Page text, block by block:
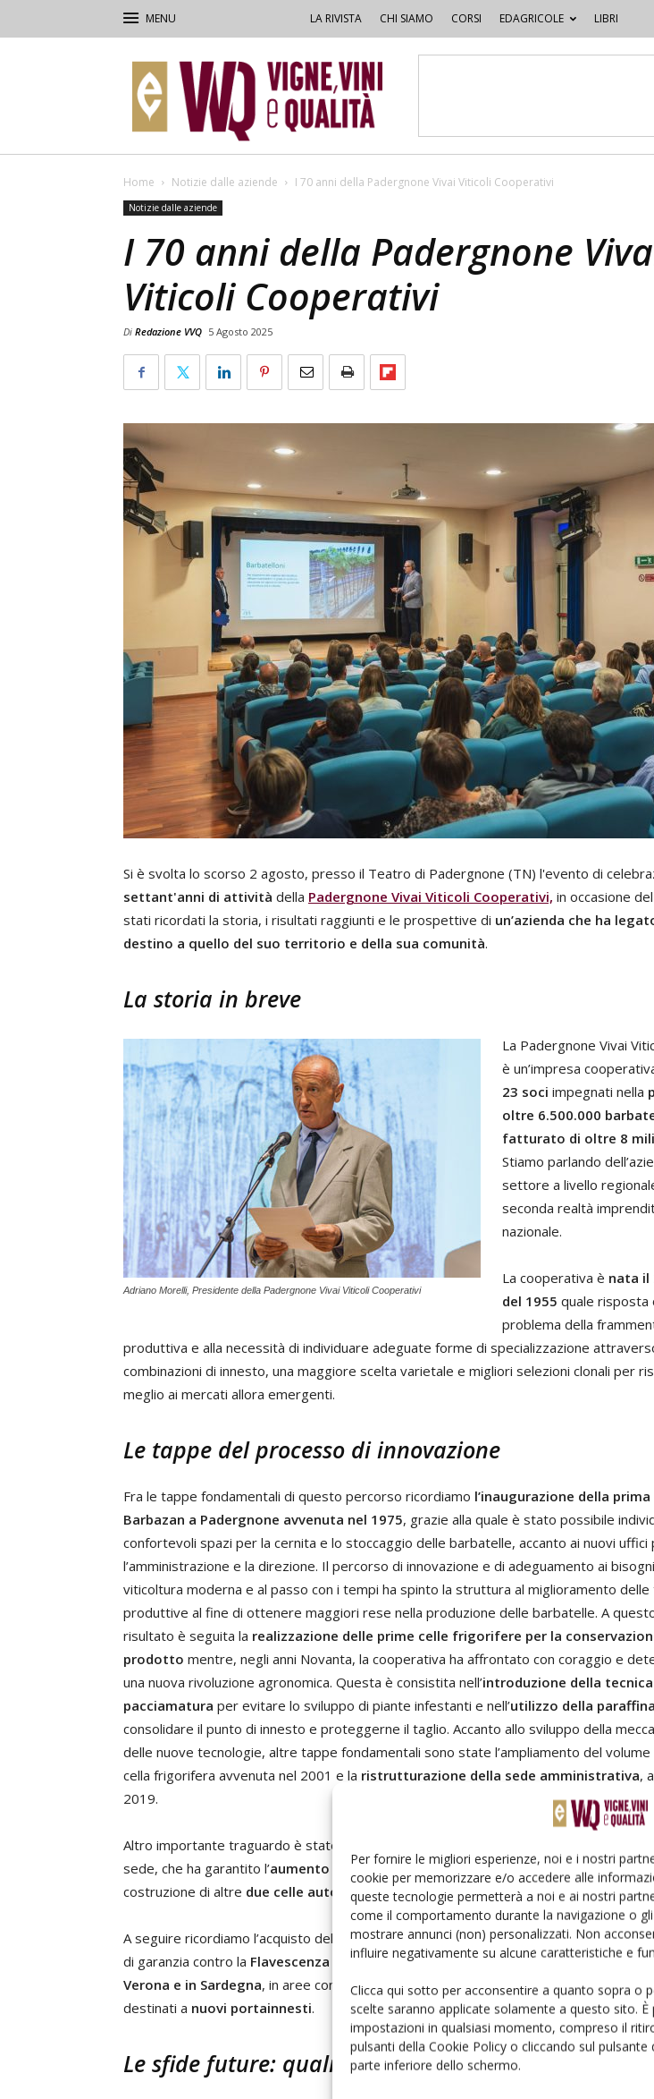
Per fornire le migliori esperienze, noi e i nostri
cookie per memorizzare e/o accedere alle
queste tecnologie permetterà a noi e ai nostri
come il comportamento durante la navigazione o
mostrare annunci (non) personalizzati. Non
influire negativamente su alcune caratteristiche e
Clicca qui sotto per acconsentire a quanto sopra o
scelte saranno applicate solamente a questo sito.
impostazioni in qualsiasi momento, compreso il
pulsanti della Cookie Policy o cliccando sul
parte inferiore dello schermo.
LA RIVISTA CHI SIAMO CORSI EDAGRICOLE LIBRI
–
Vigne,
Vini
&
Home Notizie dalle aziende I 70 anni della Padergnone Vivai Viticoli Cooperativi
Notizie dalle aziende
I 70 anni della Padergnone
Viticoli Cooperativi
Di Redazione VVQ 5 Agosto 2025
Si è svolta lo scorso 2 agosto, presso il Teatro di Padergnone (TN) l'evento di
settant'anni di attività della Padergnone Vivai Viticoli Cooperativi, in occasione
stati ricordati la storia, i risultati raggiunti e le prospettive di un’azienda che ha
destino a quello del suo territorio e della sua comunità.
La storia in breve
Adriano Morelli, Presidente della Padergnone Vivai Viticoli Cooperativi
La Padergnone Vivai
è un’impresa
23 soci impegnati nella
oltre 6.500.000
fatturato di oltre 8
Stiamo parlando
settore a livello
seconda realtà
nazionale.
La cooperativa è nata il
del 1955 quale risposta
problema della
produttiva e alla necessità di individuare adeguate forme di specializzazione
combinazioni di innesto, una maggiore scelta varietale e migliori selezioni clonali per
meglio ai mercati allora emergenti.
Le tappe del processo di innovazione
Fra le tappe fondamentali di questo percorso ricordiamo l’inaugurazione della prima
Barbazan a Padergnone avvenuta nel 1975, grazie alla quale è stato possibile
confortevoli spazi per la cernita e lo stoccaggio delle barbatelle, accanto ai nuovi uffici
l’amministrazione e la direzione. Il percorso di innovazione e di adeguamento ai
viticoltura moderna e al passo con i tempi ha spinto la struttura al miglioramento delle
produttive al fine di ottenere maggiori rese nella produzione delle barbatelle. A
risultato è seguita la realizzazione delle prime celle frigorifere per la
prodotto mentre, negli anni Novanta, la cooperativa ha affrontato con coraggio e
una nuova rivoluzione agronomica. Questa è consistita nell’introduzione della
pacciamatura per evitare lo sviluppo di piante infestanti e nell’utilizzo della paraffina
consolidare il punto di innesto e proteggerne il taglio. Accanto allo sviluppo della
delle nuove tecnologie, altre tappe fondamentali sono state l’ampliamento del
cella frigorifera avvenuta nel 2001 e la ristrutturazione della sede amministrativa,
2019.
Altro importante traguardo è stato l’
sede, che ha garantito l’aumento della base produttiva di oltre 2 milioni di nuove
costruzione di altre due celle autonome dedicate alle produzioni vivaistiche
A seguire ricordiamo l’acquisto della macchina per la termoterapia, utile nel
di garanzia contro la Flavescenza dorata, la predisposizione deinuovi gemmai nei
Verona e in Sardegna, in aree con minor incidenza di malattie della vite, e
destinati a nuovi portainnesti.
Le sfide future: qualità, sostenibilità, competitività